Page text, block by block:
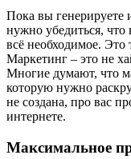
Пока вы генерируете
нужно убедиться, что
всё необходимое. Это
Маркетинг – это не
Многие думают, что
которую нужно
не создана, про вас
интернете.
Максимальное